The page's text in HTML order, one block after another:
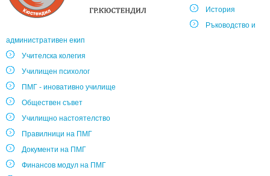
История
Ръководство и
административен екип
Учителска колегия
Училищен психолог
ПМГ - иновативно училище
Обществен съвет
Училищно настоятелство
Правилници на ПМГ
Документи на ПМГ
Финансов модул на ПМГ